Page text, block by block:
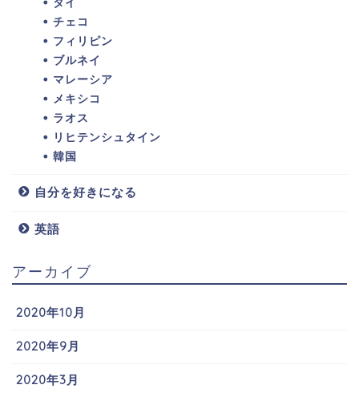
チェコ
フィリピン
ブルネイ
マレーシア
メキシコ
ラオス
リヒテンシュタイン
韓国
自分を好きになる
英語
アーカイブ
2020年10月
2020年9月
2020年3月